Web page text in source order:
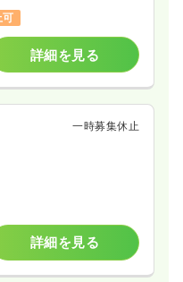
可
詳細を見る
一時募集休止
詳細を見る